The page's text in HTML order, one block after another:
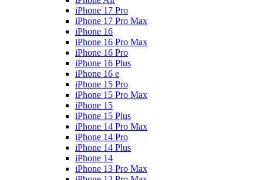
iPhone 17 Pro
iPhone 17 Pro Max
iPhone 16
iPhone 16 Pro Max
iPhone 16 Pro
iPhone 16 Plus
iPhone 16 e
iPhone 15 Pro
iPhone 15 Pro Max
iPhone 15
iPhone 15 Plus
iPhone 14 Pro Max
iPhone 14 Pro
iPhone 14 Plus
iPhone 14
iPhone 13 Pro Max